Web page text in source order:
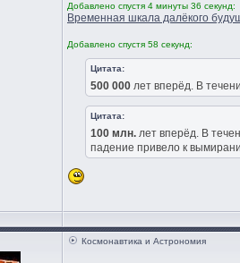
Добавлено спустя 4 минуты 36 секунд:
Временная шкала далёкого
Добавлено спустя 58 секунд:
Цитата:
500 000 лет вперёд. В
Цитата:
100 млн. лет вперёд. В
падение привело к
Космонавтика и Астрономия